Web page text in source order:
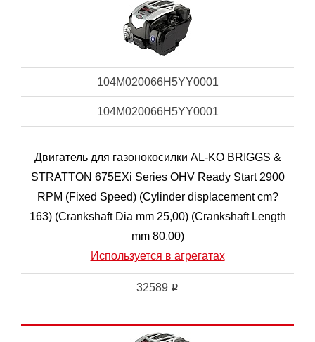
104M020066H5YY0001
104M020066H5YY0001
Двигатель для газонокосилки AL-KO BRIGGS &
STRATTON 675EXi Series OHV Ready Start 2900
RPM (Fixed Speed) (Cylinder displacement cm?
163) (Crankshaft Dia mm 25,00) (Crankshaft Length
mm 80,00)
Используется в агрегатах
32589 i